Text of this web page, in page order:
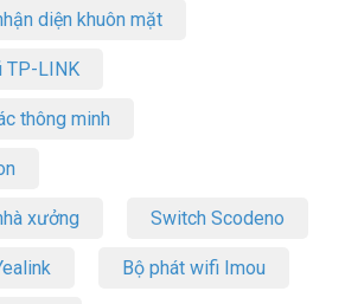
diện khuôn mặt
TP-LINK
thông minh
xưởng Switch Scodeno
Bộ phát wifi Imou